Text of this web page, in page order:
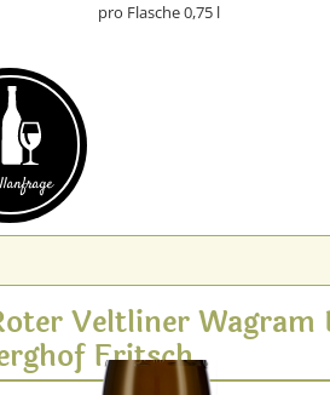
pro Flasche 0,75 l
Veltliner Wagram
Fritsch